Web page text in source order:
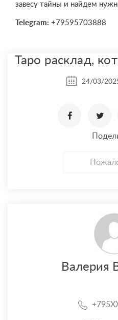
завесу тайны и найдем
Telegram: +79595703888
Таро расклад,
24/03/
Валерия